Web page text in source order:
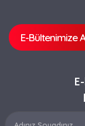
E-Bültenimize